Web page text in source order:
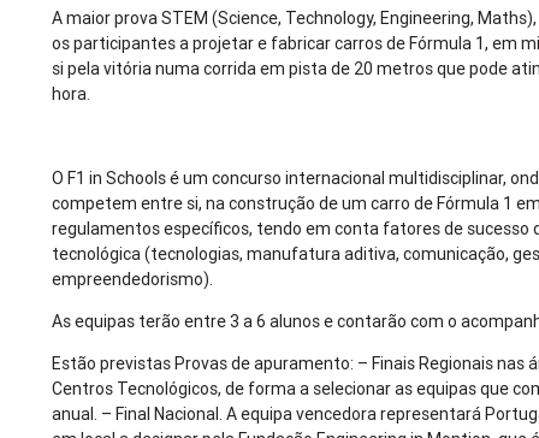
A maior prova STEM (Science, Technology, Engineering,
os participantes a projetar e fabricar carros de Fórmula 1, em
si pela vitória numa corrida em pista de 20 metros que pode
hora.
O F1 in Schools é um concurso internacional multidisciplinar,
competem entre si, na construção de um carro de Fórmula 1
regulamentos específicos, tendo em conta fatores de sucesso
tecnológica (tecnologias, manufatura aditiva, comunicação,
empreendedorismo).
As equipas terão entre 3 a 6 alunos e contarão com o
Estão previstas Provas de apuramento: – Finais Regionais nas
Centros Tecnológicos, de forma a selecionar as equipas que
anual. – Final Nacional. A equipa vencedora representará